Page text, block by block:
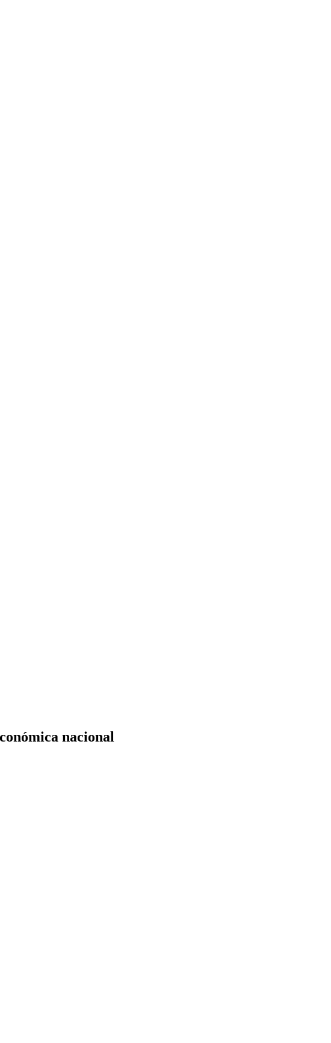
nacional